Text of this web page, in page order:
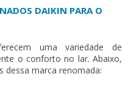
DAIKIN PARA O
uma variedade de
o conforto no lar. Abaixo,
dessa marca renomada: